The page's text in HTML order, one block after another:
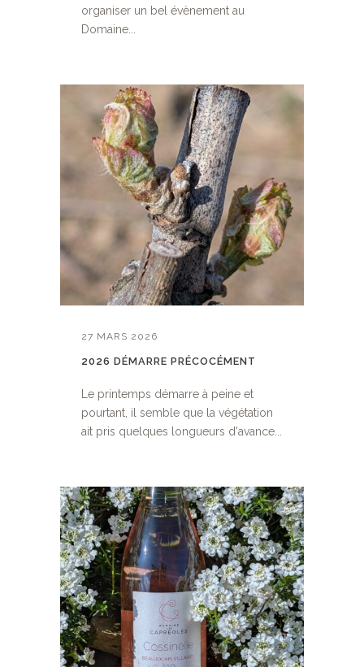
organiser un bel évènement au
Domaine...
27 MARS 2026
2026 DÉMARRE PRÉCOCÉMENT
Le printemps démarre à peine et
pourtant, il semble que la végétation
ait pris quelques longueurs d'avance...